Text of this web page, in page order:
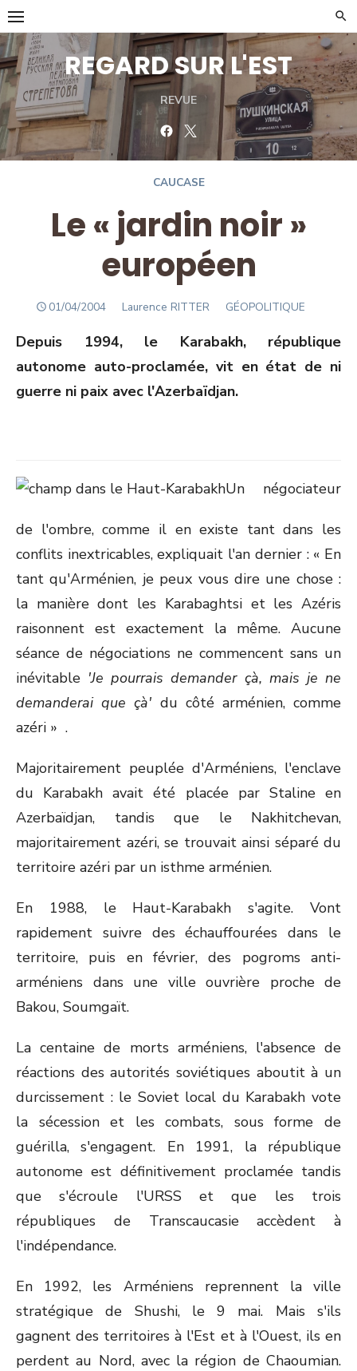
Skip
to
content
REGARD SUR L'EST
REVUE
FacebookTwitter
CAUCASE
Le « jardin noir »
européen
POSTED
01/04/2004 Author
Laurence RITTER GÉOPOLITIQUE
Depuis 1994, le Karabakh, république
autonome auto-proclamée, vit en état de ni
guerre ni paix avec l'Azerbaïdjan.
Un négociateur
de l'ombre, comme il en existe tant dans les
conflits inextricables, expliquait l'an dernier : « En
tant qu'Arménien, je peux vous dire une chose :
la manière dont les Karabaghtsi et les Azéris
raisonnent est exactement la même. Aucune
séance de négociations ne commencent sans un
inévitable 'Je pourrais demander çà, mais je ne
demanderai que çà' du côté arménien, comme
azéri » .
Majoritairement peuplée d'Arméniens, l'enclave
du Karabakh avait été placée par Staline en
Azerbaïdjan, tandis que le Nakhitchevan,
majoritairement azéri, se trouvait ainsi séparé du
territoire azéri par un isthme arménien.
En 1988, le Haut-Karabakh s'agite. Vont
rapidement suivre des échauffourées dans le
territoire, puis en février, des pogroms anti-
arméniens dans une ville ouvrière proche de
Bakou, Soumgaït.
La centaine de morts arméniens, l'absence de
réactions des autorités soviétiques aboutit à un
durcissement : le Soviet local du Karabakh vote
la sécession et les combats, sous forme de
guérilla, s'engagent. En 1991, la république
autonome est définitivement proclamée tandis
que s'écroule l'URSS et que les trois
républiques de Transcaucasie accèdent à
l'indépendance.
En 1992, les Arméniens reprennent la ville
stratégique de Shushi, le 9 mai. Mais s'ils
gagnent des territoires à l'Est et à l'Ouest, ils en
perdent au Nord, avec la région de Chaoumian.